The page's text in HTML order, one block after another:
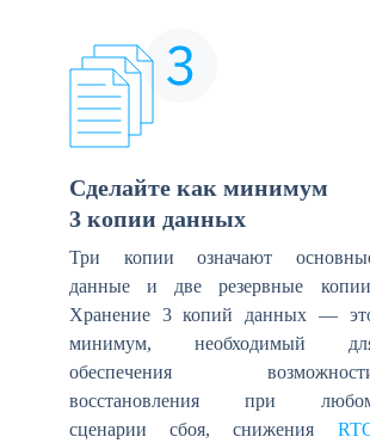
Сделайте как минимум
3 копии данных
Три копии означают
данные и две резервные
Хранение 3 копий данных —
минимум, необходимый
обеспечения
восстановления при
сценарии сбоя, снижения